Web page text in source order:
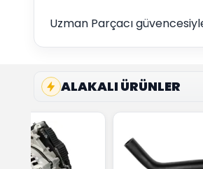
Uzman Parçacı
ALAKALI ÜRÜNLER